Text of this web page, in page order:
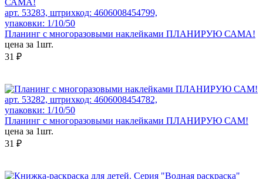
арт. 53283, штрихкод: 4606008454799,
упаковки: 1/10/50
Планинг с многоразовыми наклейками ПЛАНИРУЮ САМА!
цена за 1шт.
31 ₽
арт. 53282, штрихкод: 4606008454782,
упаковки: 1/10/50
Планинг с многоразовыми наклейками ПЛАНИРУЮ САМ!
цена за 1шт.
31 ₽